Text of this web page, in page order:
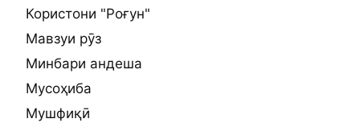
Користони "Роғун"
Мавзуи рӯз
Минбари андеша
Мусоҳиба
Мушфиқӣ